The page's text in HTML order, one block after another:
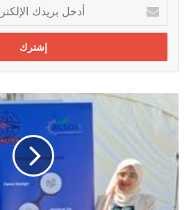
بريدك
الإلكتروني
تفتح
للتعاون
في
الجزائر